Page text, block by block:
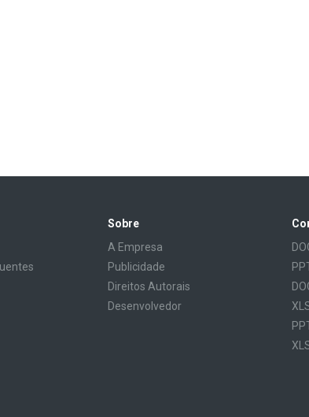
Sobre
A Empresa
Publicidade
Direitos Autorais
Desenvolvedor